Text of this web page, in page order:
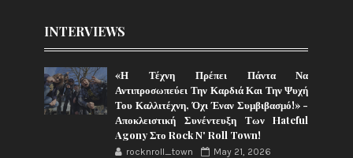
INTERVIEWS
«Η Τέχνη Πρέπει Πάντα Να
Αντιπροσωπεύει Την Καρδιά Και Την Ψυχή
Του Καλλιτέχνη, Όχι Έναν Συμβιβασμό!» -
Αποκλειστική Συνέντευξη Των Hateful
Agony Στο Rock N' Roll Town!
rocknroll_town May 21, 2026